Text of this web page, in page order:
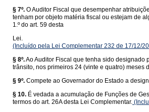
§ 7º. O Auditor Fiscal que desempenhar
tenham por objeto matéria fiscal ou estejam de
1.º do art. 59 desta
Lei.
(Incluído pela Lei Complementar 232 de 17/12/
§ 8º.Ao Auditor Fiscal que tenha sido designado
trânsito, nos primeiros 24 (vinte e quatro) meses
§ 9º. Compete ao Governador do Estado a
§ 10. É vedada a acumulação de Funções de
termos do art. 26A desta Lei Complementar.